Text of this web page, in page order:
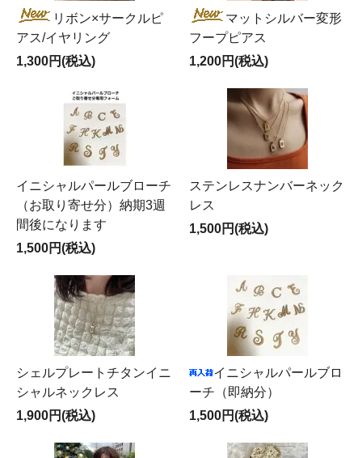
リボン×サークルピ
アス/イヤリング
1,300円(税込)
マットシルバー変形
フープピアス
1,200円(税込)
イニシャルパールブローチ
（お取り寄せ分）納期3週
間後になります
1,500円(税込)
ステンレスナンバーネック
レス
1,500円(税込)
シェルプレートチタンイニ
シャルネックレス
1,900円(税込)
イニシャルパールブロ
ーチ（即納分）
1,500円(税込)